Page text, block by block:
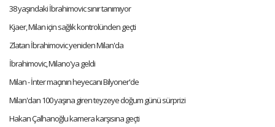
38 yaşındaki İbrahimovic sınır tanımıyor
Kjaer, Milan için sağlık kontrolünden geçti
Zlatan İbrahimovic yeniden Milan'da
İbrahimovic, Milano'ya geldi
Milan - İnter maçının heyecanı Bilyoner'de
Milan'dan 100 yaşına giren teyzeye doğum günü sürprizi
Hakan Çalhanoğlu kamera karşısına geçti